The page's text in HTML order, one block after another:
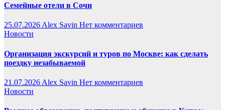
Семейные отели в Сочи
25.07.2026 Alex Savin Нет комментариев
Новости
Организация экскурсий и туров по Москве: как сделать
поездку незабываемой
21.07.2026 Alex Savin Нет комментариев
Новости